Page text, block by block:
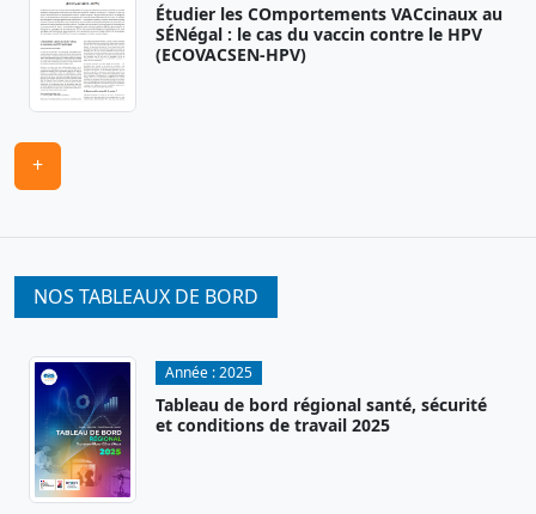
Étudier les COmportements VACcinaux au
SÉNégal : le cas du vaccin contre le HPV
(ECOVACSEN-HPV)
+
NOS TABLEAUX DE BORD
Année :2025
Tableau de bord régional santé, sécurité
et conditions de travail 2025